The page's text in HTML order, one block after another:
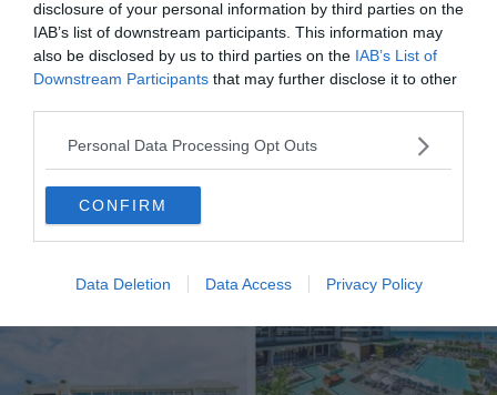
disclosure of your personal information by third parties on the
IAB’s list of downstream participants. This information may
also be disclosed by us to third parties on the IAB’s List of
Downstream Participants that may further disclose it to other
Personal Data Processing Opt Outs
CONFIRM
Data Deletion Data Access Privacy Policy
Grand Hyatt Rio de Janeiro
Le luxe à l’état pur